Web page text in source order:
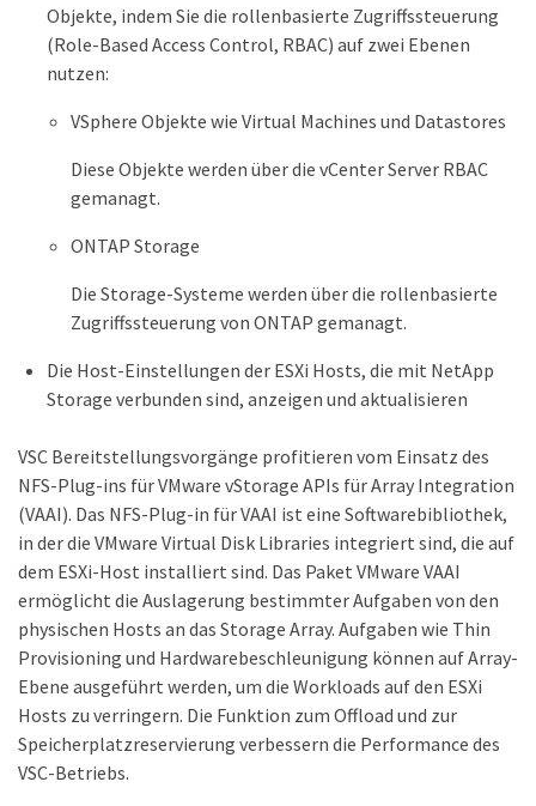
Objekte, indem Sie die rollenbasierte Zugriffssteuerung
(Role-Based Access Control, RBAC) auf zwei Ebenen
nutzen:
VSphere Objekte wie Virtual Machines und Datastores
Diese Objekte werden über die vCenter Server RBAC
gemanagt.
ONTAP Storage
Die Storage-Systeme werden über die rollenbasierte
Zugriffssteuerung von ONTAP gemanagt.
Die Host-Einstellungen der ESXi Hosts, die mit NetApp
Storage verbunden sind, anzeigen und aktualisieren
VSC Bereitstellungsvorgänge profitieren vom Einsatz des
NFS-Plug-ins für VMware vStorage APIs für Array Integration
(VAAI). Das NFS-Plug-in für VAAI ist eine Softwarebibliothek,
in der die VMware Virtual Disk Libraries integriert sind, die auf
dem ESXi-Host installiert sind. Das Paket VMware VAAI
ermöglicht die Auslagerung bestimmter Aufgaben von den
physischen Hosts an das Storage Array. Aufgaben wie Thin
Provisioning und Hardwarebeschleunigung können auf Array-
Ebene ausgeführt werden, um die Workloads auf den ESXi
Hosts zu verringern. Die Funktion zum Offload und zur
Speicherplatzreservierung verbessern die Performance des
VSC-Betriebs.